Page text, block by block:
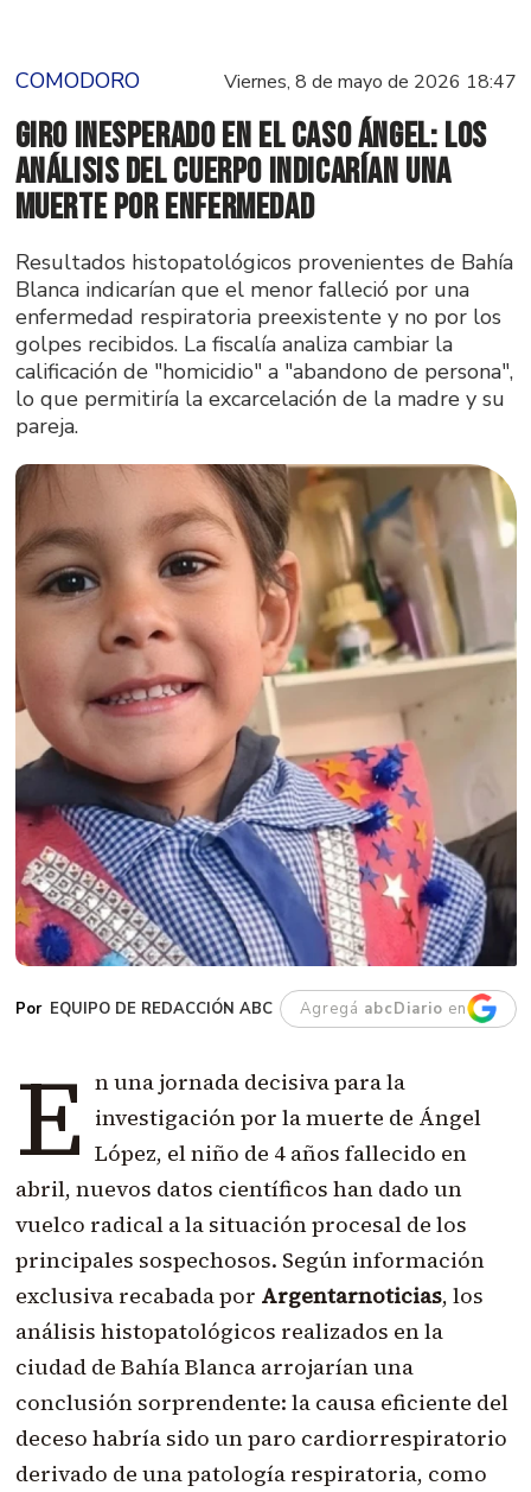
COMODORO Viernes, 8 de mayo de 2026 18:47
Giro inesperado en el Caso Ángel: los
análisis del cuerpo indicarían una
muerte por enfermedad
Resultados histopatológicos provenientes de Bahía
Blanca indicarían que el menor falleció por una
enfermedad respiratoria preexistente y no por los
golpes recibidos. La fiscalía analiza cambiar la
calificación de "homicidio" a "abandono de persona",
lo que permitiría la excarcelación de la madre y su
pareja.
EQUIPO DE REDACCIÓN ABC Agregá abcDiario en
E n una jornada decisiva para la
investigación por la muerte de Ángel
López, el niño de 4 años fallecido en
abril, nuevos datos científicos han dado un
vuelco radical a la situación procesal de los
principales sospechosos. Según información
exclusiva recabada por Argentarnoticias, los
análisis histopatológicos realizados en la
ciudad de Bahía Blanca arrojarían una
conclusión sorprendente: la causa eficiente del
deceso habría sido un paro cardiorrespiratorio
derivado de una patología respiratoria, como